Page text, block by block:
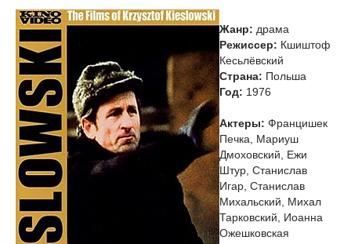
Жанр: драма
Режиссер: Кшиштоф
Кесьлёвский
Страна: Польша
Год: 1976
Актеры: Францишек
Печка, Мариуш
Дмоховский, Ежи
Штур, Станислав
Игар, Станислав
Михальский, Михал
Тарковский, Иоанна
Ожешковская